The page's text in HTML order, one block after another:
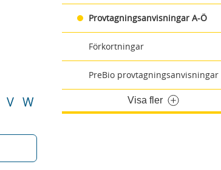
Provtagningsanvisningar A-Ö
Förkortningar
PreBio provtagningsanvisningar
Visa fler
V W